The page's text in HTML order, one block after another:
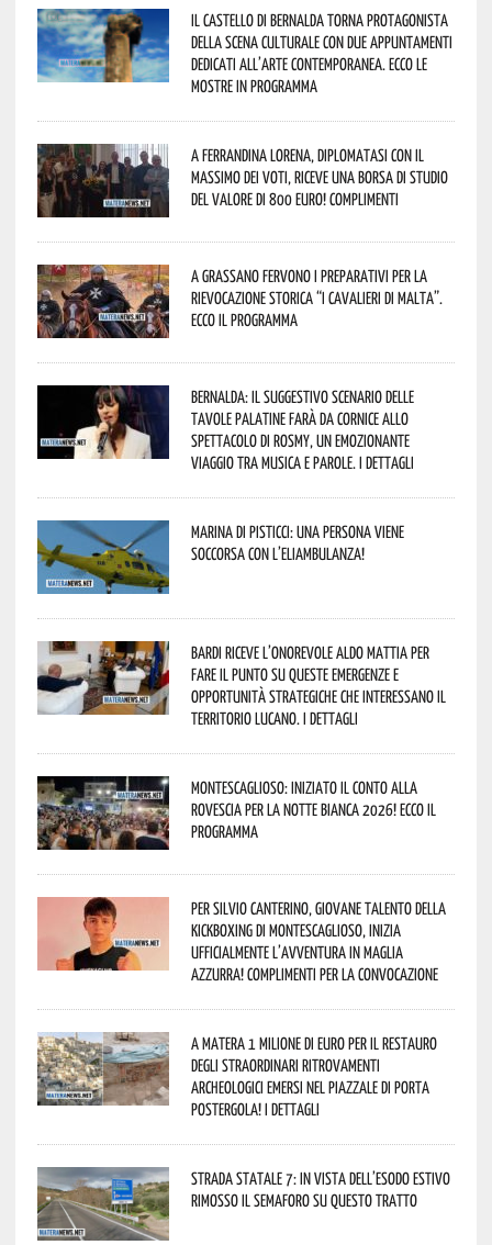
Il Castello di Bernalda torna protagonista
della scena culturale con due appuntamenti
dedicati all’arte contemporanea. Ecco le
mostre in programma
A Ferrandina Lorena, diplomatasi con il
massimo dei voti, riceve una borsa di studio
del valore di 800 euro! Complimenti
A Grassano fervono i preparativi per la
Rievocazione Storica “I CAVALIERI DI MALTA”.
Ecco il programma
Bernalda: il suggestivo scenario delle
Tavole Palatine farà da cornice allo
spettacolo di Rosmy, un emozionante
viaggio tra musica e parole. I dettagli
Marina di Pisticci: una persona viene
soccorsa con l’eliambulanza!
Bardi riceve l’onorevole Aldo Mattia per
fare il punto su queste emergenze e
opportunità strategiche che interessano il
territorio lucano. I dettagli
Montescaglioso: iniziato il conto alla
rovescia per la Notte Bianca 2026! Ecco il
programma
Per Silvio Canterino, giovane talento della
kickboxing di Montescaglioso, inizia
ufficialmente l’avventura in maglia
azzurra! Complimenti per la convocazione
A Matera 1 milione di euro per il restauro
degli straordinari ritrovamenti
archeologici emersi nel piazzale di Porta
Postergola! I dettagli
Strada statale 7: in vista dell’esodo estivo
rimosso il semaforo su questo tratto